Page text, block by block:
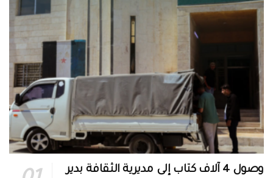
وصول 4 آلاف كتاب إلى مديرية الثقافة بدير